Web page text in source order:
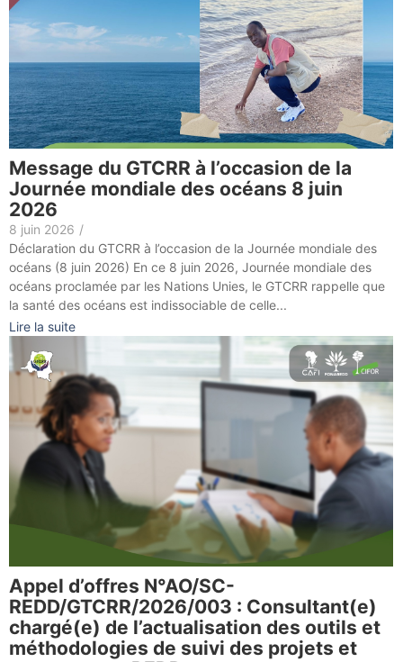
Message du GTCRR à l’occasion de la
Journée mondiale des océans 8 juin
2026
8 juin 2026 /
Déclaration du GTCRR à l’occasion de la Journée mondiale des
océans (8 juin 2026) En ce 8 juin 2026, Journée mondiale des
océans proclamée par les Nations Unies, le GTCRR rappelle que
la santé des océans est indissociable de celle...
Lire la suite
Appel d’offres N°AO/SC-
REDD/GTCRR/2026/003 : Consultant(e)
chargé(e) de l’actualisation des outils et
méthodologies de suivi des projets et